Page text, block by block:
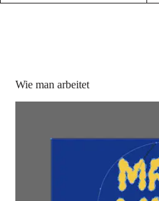
Wie man arbeitet